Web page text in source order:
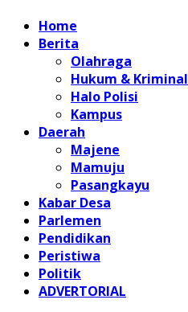
Home
Berita
Olahraga
Hukum & Kriminal
Halo Polisi
Kampus
Daerah
Majene
Mamuju
Pasangkayu
Kabar Desa
Parlemen
Pendidikan
Peristiwa
Politik
ADVERTORIAL